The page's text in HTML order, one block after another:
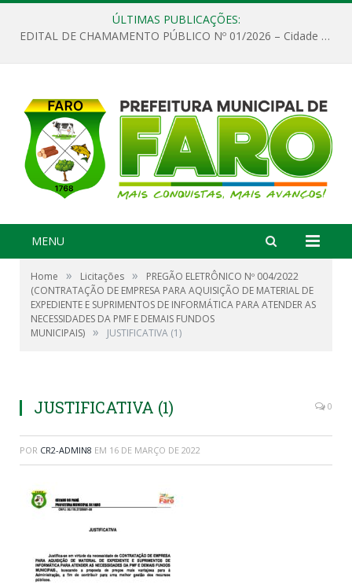
ÚLTIMAS PUBLICAÇÕES:
EDITAL DE CHAMAMENTO PÚBLICO Nº 01/2026 – Cidade de Faro
MENU
Home » Licitações »
PREGÃO ELETRÔNICO Nº 004/2022
(CONTRATAÇÃO DE EMPRESA PARA AQUISIÇÃO DE MATERIAL DE
EXPEDIENTE E SUPRIMENTOS DE INFORMÁTICA PARA ATENDER AS
NECESSIDADES DA PMF E DEMAIS FUNDOS
MUNICIPAIS) » JUSTIFICATIVA (1)
JUSTIFICATIVA (1) 0
POR CR2-ADMIN8 EM 16 DE MARÇO DE 2022